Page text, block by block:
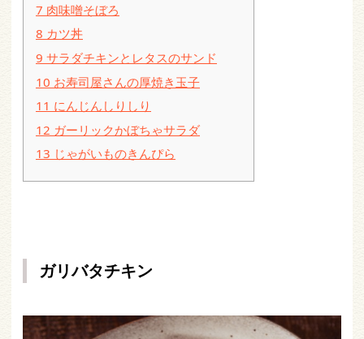
7 肉味噌そぼろ
8 カツ丼
9 サラダチキンとレタスのサンド
10 お寿司屋さんの厚焼き玉子
11 にんじんしりしり
12 ガーリックかぼちゃサラダ
13 じゃがいものきんぴら
ガリバタチキン